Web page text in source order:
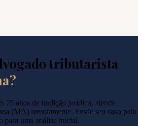
tributarista
?
75 anos de tradição jurídica, atende
(MA) remotamente. Envie seu caso pelo
uma análise inicial.